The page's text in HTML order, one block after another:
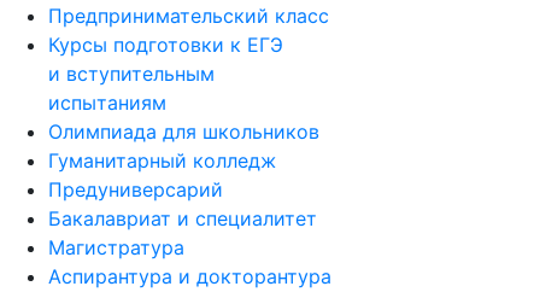
Предпринимательский класс
Курсы подготовки к ЕГЭ
и вступительным
испытаниям
Олимпиада для школьников
Гуманитарный колледж
Предуниверсарий
Бакалавриат и специалитет
Магистратура
Аспирантура и докторантура